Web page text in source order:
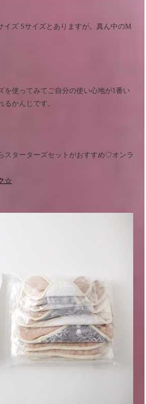
ズ Sサイズとありますが。真ん中のM
を使ってみてご自分の使い心地が1番い
るかんじです。
スターターズセットがおすすめ♡オンラ
☆